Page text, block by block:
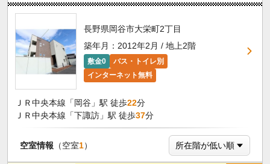
長野県岡谷市大栄町2丁目
築年月：2012年2月 / 地上2階
敷金0
バス・トイレ別
インターネット無料
ＪＲ中央本線「岡谷」駅 徒歩22分
ＪＲ中央本線「下諏訪」駅 徒歩37分
空室情報 （空室1）